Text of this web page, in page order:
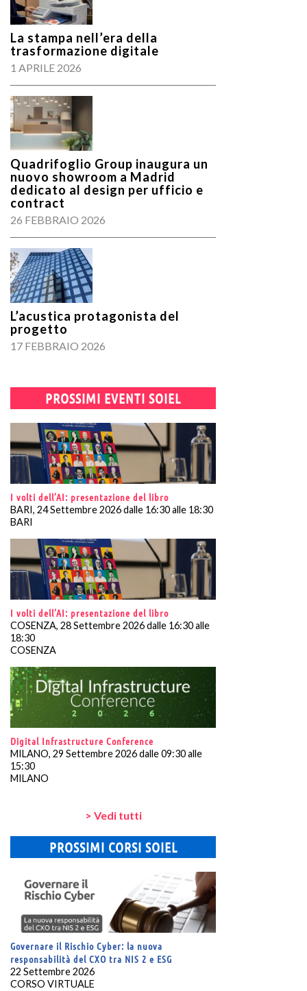
La stampa nell’era della
trasformazione digitale
1 APRILE 2026
Quadrifoglio Group inaugura un
nuovo showroom a Madrid
dedicato al design per ufficio e
contract
26 FEBBRAIO 2026
L’acustica protagonista del
progetto
17 FEBBRAIO 2026
PROSSIMI EVENTI SOIEL
I volti dell’AI: presentazione del libro
BARI, 24 Settembre 2026 dalle 16:30 alle 18:30
BARI
I volti dell’AI: presentazione del libro
COSENZA, 28 Settembre 2026 dalle 16:30 alle
18:30
COSENZA
Digital Infrastructure Conference
MILANO, 29 Settembre 2026 dalle 09:30 alle
15:30
MILANO
> Vedi tutti
PROSSIMI CORSI SOIEL
Governare il Rischio Cyber: la nuova
responsabilità del CXO tra NIS 2 e ESG
22 Settembre 2026
CORSO VIRTUALE